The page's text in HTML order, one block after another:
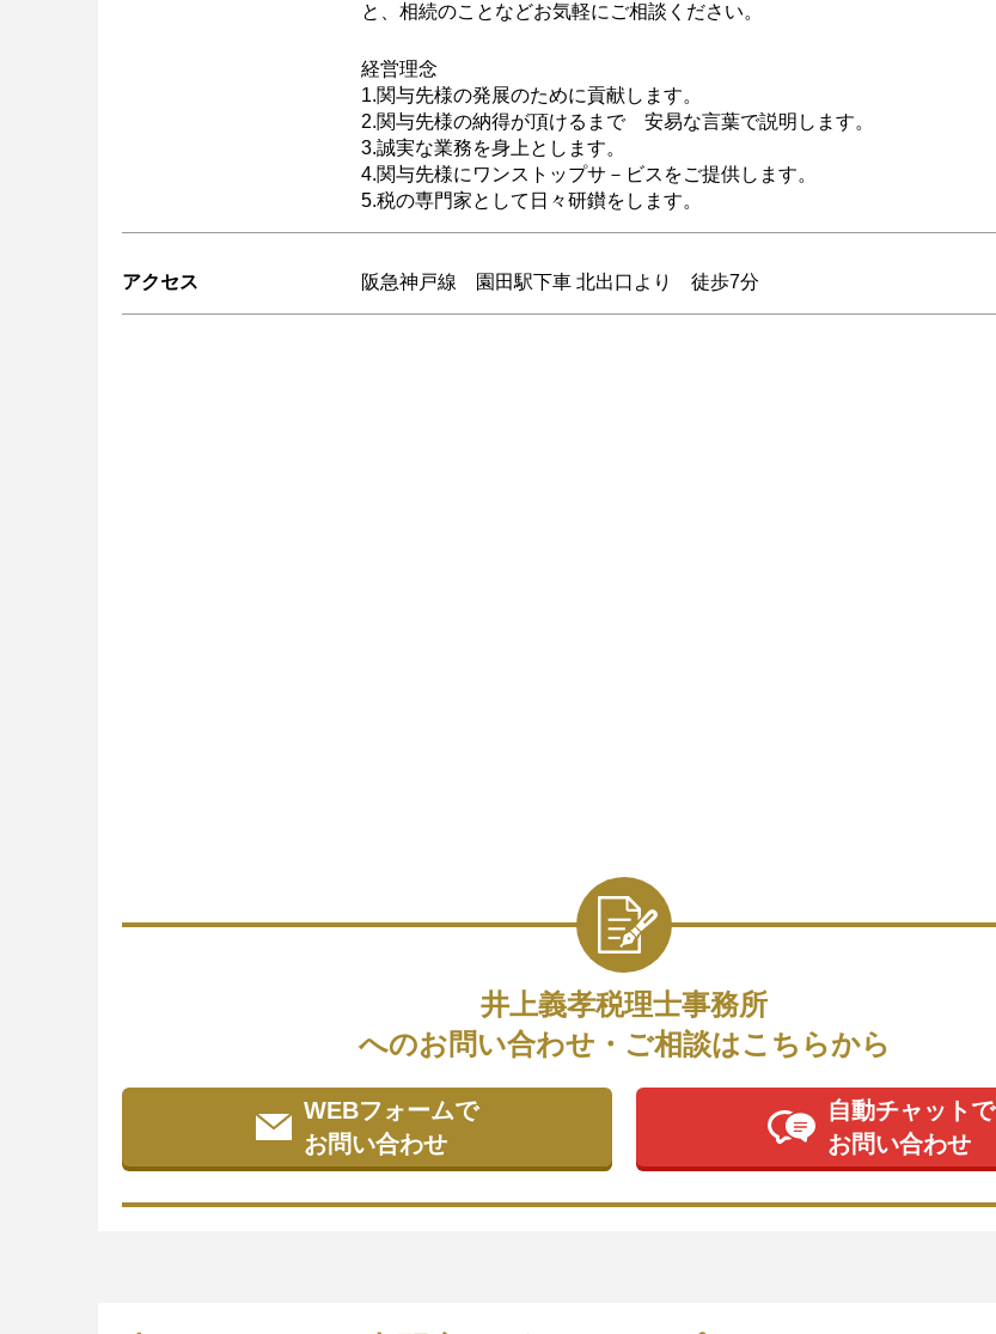
と、相続のことなどお気軽にご相談ください。
経営理念
1.関与先様の発展のために貢献します。
2.関与先様の納得が頂けるまで 安易な言葉で説明します。
3.誠実な業務を身上とします。
4.関与先様にワンストップサ－ビスをご提供します。
5.税の専門家として日々研鑚をします。
アクセス 阪急神戸線 園田駅下車 北出口より 徒歩7分
井上義孝税理士事務所
へのお問い合わせ・ご相談はこちらから
WEBフォームで
お問い合わせ
自動チャットで
お問い合わせ